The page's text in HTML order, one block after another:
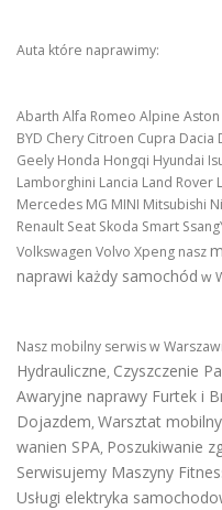
Auta które naprawimy:
Abarth Alfa Romeo Alpine
BYD Chery Citroen Cupra Dacia
Geely Honda Hongqi Hyundai
Lamborghini Lancia Land
Mercedes MG MINI Mitsubishi
Renault Seat Skoda Smart
Volkswagen Volvo Xpeng nasz
naprawi każdy samochód w
Nasz mobilny serwis w
Hydrauliczne, Czyszczenie
Awaryjne naprawy Furtek i
Dojazdem, Warsztat mobilny
wanien SPA, Poszukiwanie
Serwisujemy Maszyny
Usługi elektryka